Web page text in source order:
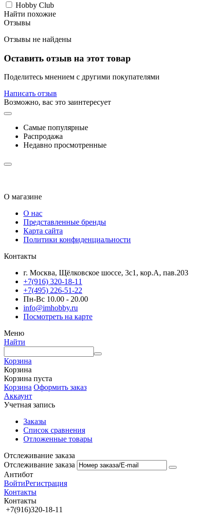
Hobby Club
Найти похожие
Отзывы
Отзывы не найдены
Оставить отзыв на этот товар
Поделитесь мнением с другими покупателями
Написать отзыв
Возможно, вас это заинтересует
Самые популярные
Распродажа
Недавно просмотренные
О магазине
О нас
Представленные бренды
Карта сайта
Политики конфиденциальности
Контакты
г. Москва, Щёлковское шоссе, 3с1, кор.А, пав.203
+7(916) 320-18-11
+7(495) 226-51-22
Пн-Вс 10.00 - 20.00
info@imhobby.ru
Посмотреть на карте
Меню
Найти
Корзина
Корзина
Корзина пуста
Корзина Оформить заказ
Аккаунт
Учетная запись
Заказы
Список сравнения
Отложенные товары
Отслеживание заказа
Отслеживание заказа
Антибот
ВойтиРегистрация
Контакты
Контакты
+7(916)320-18-11